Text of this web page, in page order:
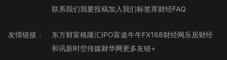
联系我们我要投稿加入我们标签库财经FAQ
友情链接： 东方财富格隆汇IPO富途牛牛FX168财经网乐居财经
和讯新时空传媒财华网更多友链+